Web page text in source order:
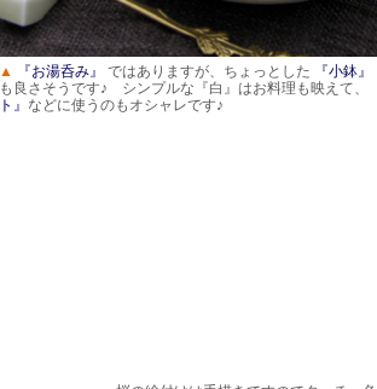
▲ 『お湯呑み』 ではありますが、ちょっとした 『小鉢』
も良さそうです♪ シンプルな『白』はお料理も映えて、
ト』 などに使うのもオシャレです♪